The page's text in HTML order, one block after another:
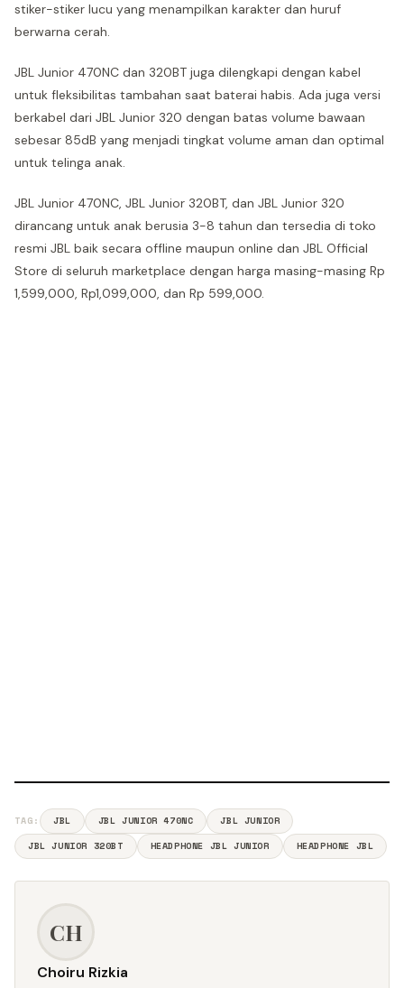
stiker-stiker lucu yang menampilkan karakter dan huruf
berwarna cerah.
JBL Junior 470NC dan 320BT juga dilengkapi dengan kabel
untuk fleksibilitas tambahan saat baterai habis. Ada juga versi
berkabel dari JBL Junior 320 dengan batas volume bawaan
sebesar 85dB yang menjadi tingkat volume aman dan optimal
untuk telinga anak.
JBL Junior 470NC, JBL Junior 320BT, dan JBL Junior 320
dirancang untuk anak berusia 3-8 tahun dan tersedia di toko
resmi JBL baik secara offline maupun online dan JBL Official
Store di seluruh marketplace dengan harga masing-masing Rp
1,599,000, Rp1,099,000, dan Rp 599,000.
TAG: JBL JBL JUNIOR 470NC
JBL JUNIOR
JBL JUNIOR 320BT
HEADPHONE JBL JUNIOR HEADPHONE JBL
CH
Choiru Rizkia